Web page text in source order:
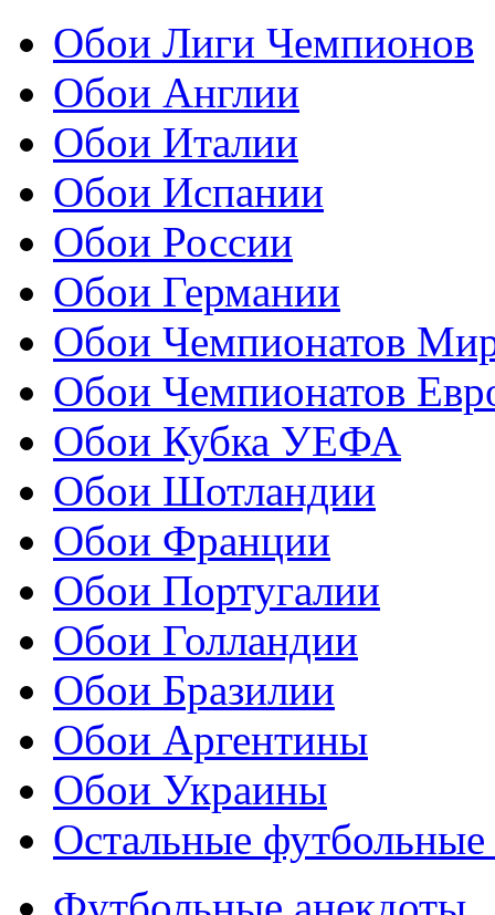
Обои Лиги Чемпионов
Обои Англии
Обои Италии
Обои Испании
Обои России
Обои Германии
Обои Чемпионатов
Обои Чемпионатов
Обои Кубка УЕФА
Обои Шотландии
Обои Франции
Обои Португалии
Обои Голландии
Обои Бразилии
Обои Аргентины
Обои Украины
Остальные